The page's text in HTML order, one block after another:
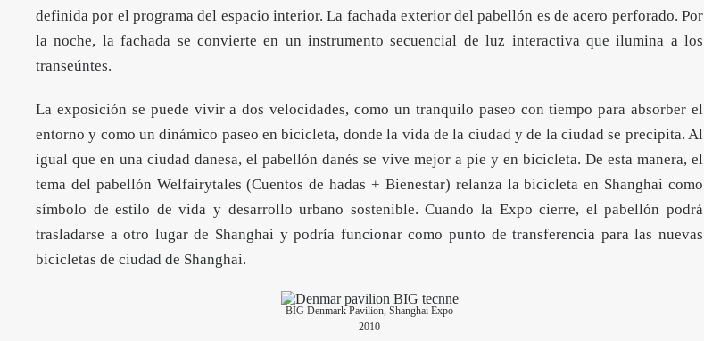
definida por el programa del espacio interior. La fachada exterior del pabellón es de acero perforado. Por
la noche, la fachada se convierte en un instrumento secuencial de luz interactiva que ilumina a los
transeúntes.
La exposición se puede vivir a dos velocidades, como un tranquilo paseo con tiempo para absorber el
entorno y como un dinámico paseo en bicicleta, donde la vida de la ciudad y de la ciudad se precipita. Al
igual que en una ciudad danesa, el pabellón danés se vive mejor a pie y en bicicleta. De esta manera, el
tema del pabellón Welfairytales (Cuentos de hadas + Bienestar) relanza la bicicleta en Shanghai como
símbolo de estilo de vida y desarrollo urbano sostenible. Cuando la Expo cierre, el pabellón podrá
trasladarse a otro lugar de Shanghai y podría funcionar como punto de transferencia para las nuevas
bicicletas de ciudad de Shanghai.
BIG Denmark Pavilion, Shanghai Expo
2010